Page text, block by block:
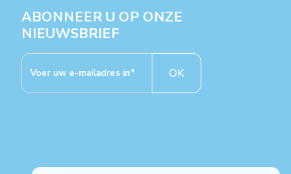
ABONNEER U OP ONZE
NIEUWSBRIEF
OK